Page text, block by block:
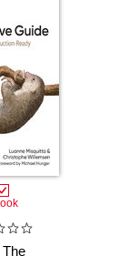
The